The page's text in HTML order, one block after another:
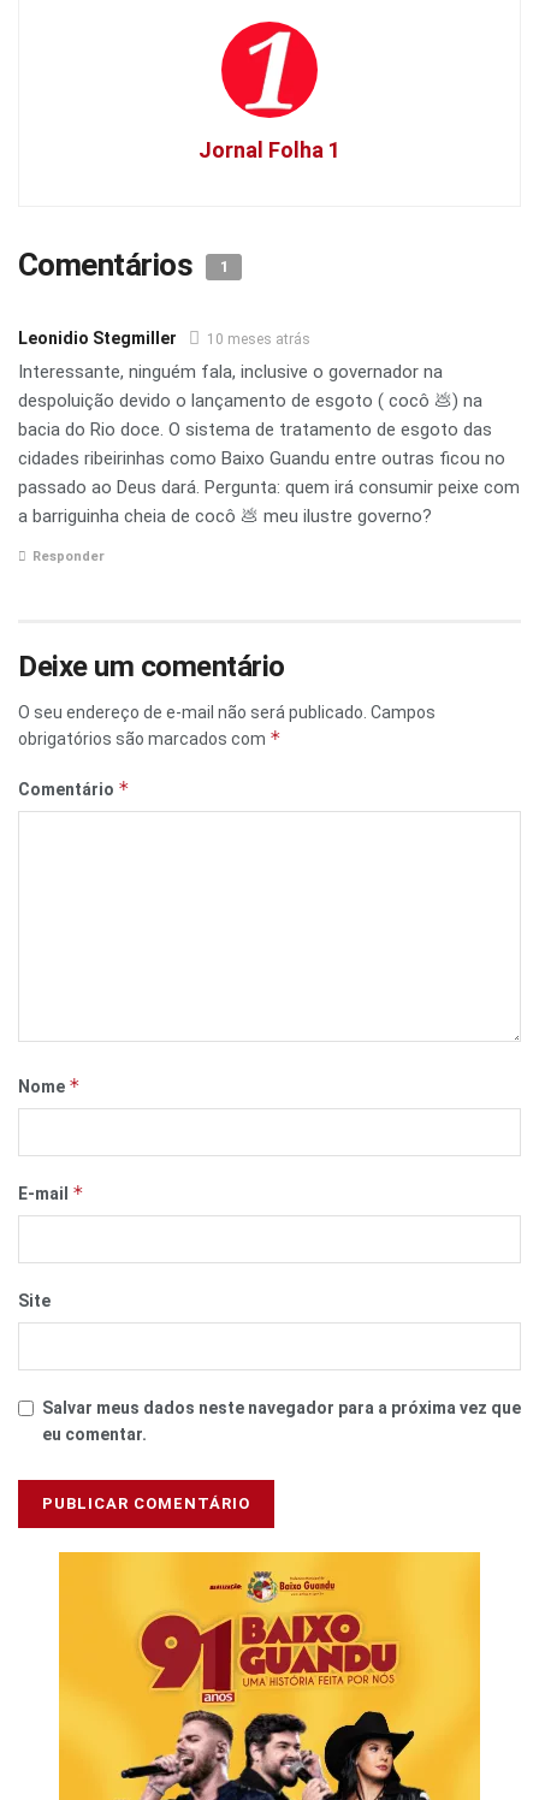
Jornal Folha 1
Comentários 1
Leonidio Stegmiller 10 meses atrás
Interessante, ninguém fala, inclusive o governador na
despoluição devido o lançamento de esgoto ( cocô 💩) na
bacia do Rio doce. O sistema de tratamento de esgoto das
cidades ribeirinhas como Baixo Guandu entre outras ficou no
passado ao Deus dará. Pergunta: quem irá consumir peixe com
a barriguinha cheia de cocô 💩 meu ilustre governo?
Responder
Deixe um comentário
O seu endereço de e-mail não será publicado. Campos
obrigatórios são marcados com *
Comentário *
Nome *
E-mail *
Site
Salvar meus dados neste navegador para a próxima vez que
eu comentar.